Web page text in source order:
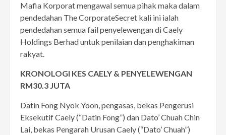
Mafia Korporat mengawal semua pihak maka dalam
pendedahan The CorporateSecret kali ini ialah
pendedahan semua fail penyelewengan di Caely
Holdings Berhad untuk penilaian dan penghakiman
rakyat.
KRONOLOGI KES CAELY & PENYELEWENGAN
RM30.3 JUTA
Datin Fong Nyok Yoon, pengasas, bekas Pengerusi
Eksekutif Caely (“Datin Fong”) dan Dato’ Chuah Chin
Lai, bekas Pengarah Urusan Caely (“Dato’ Chuah”)